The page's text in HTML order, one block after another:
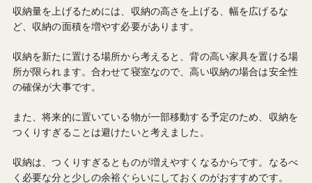
収納量を上げるためには、収納の高さを上げる、幅を広げるな
ど、収納の面積を増やす必要があります。
収納を新たに置ける場所から考えると、背の高い家具を置ける場
所が限られます。合わせて寝室なので、高い収納の場合は安全性
の確保が大事です。
また、将来的に置いている物が一部移動する予定のため、収納を
つくりすぎることは避けたいと考えました。
収納は、つくりすぎるとものが増えやすくなるからです。なるべ
く必要な分と少しの余裕ぐらいにしておくのがおすすめです。